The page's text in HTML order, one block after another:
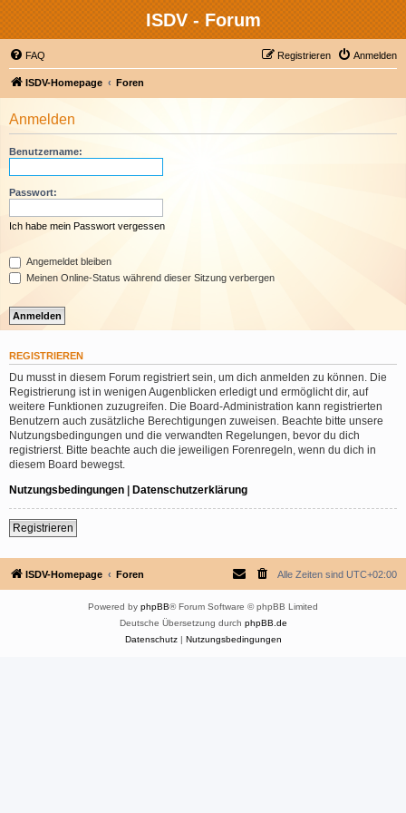
ISDV - Forum
FAQ Anmelden
Registrieren
ISDV-Homepage Foren
Anmelden
Benutzername:
Passwort:
Ich habe mein Passwort vergessen
Angemeldet bleiben
Meinen Online-Status während dieser Sitzung verbergen
REGISTRIEREN
Du musst in diesem Forum registriert sein, um dich anmelden zu können. Die
Registrierung ist in wenigen Augenblicken erledigt und ermöglicht dir, auf
weitere Funktionen zuzugreifen. Die Board-Administration kann registrierten
Benutzern auch zusätzliche Berechtigungen zuweisen. Beachte bitte unsere
Nutzungsbedingungen und die verwandten Regelungen, bevor du dich
registrierst. Bitte beachte auch die jeweiligen Forenregeln, wenn du dich in
diesem Board bewegst.
Nutzungsbedingungen | Datenschutzerklärung
Registrieren
ISDV-Homepage Foren Alle Zeiten sind UTC+02:00
Powered by phpBB® Forum Software © phpBB Limited
Deutsche Übersetzung durch phpBB.de
Datenschutz| Nutzungsbedingungen